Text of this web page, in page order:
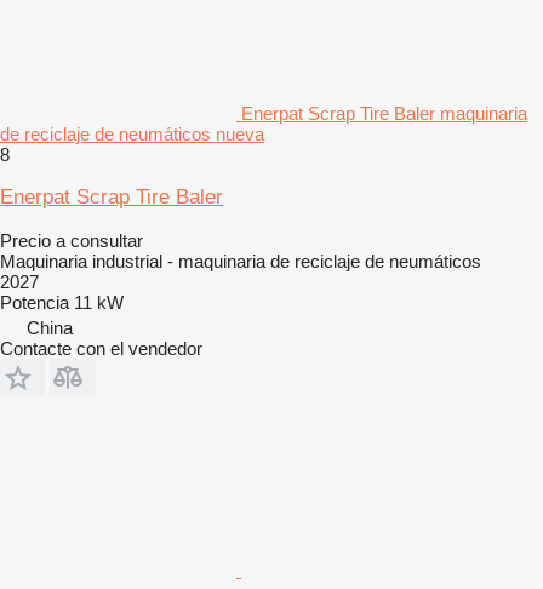
Enerpat Scrap Tire Baler maquinaria
de reciclaje de neumáticos nueva
8
Enerpat Scrap Tire Baler
Precio a consultar
Maquinaria industrial - maquinaria de reciclaje de neumáticos
2027
Potencia 11 kW
China
Contacte con el vendedor